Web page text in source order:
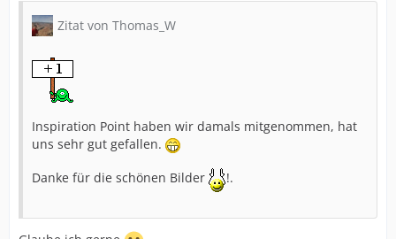
Zitat von Thomas_W
Inspiration Point haben wir damals mitgenommen, hat
uns sehr gut gefallen.
Danke für die schönen Bilder
!.